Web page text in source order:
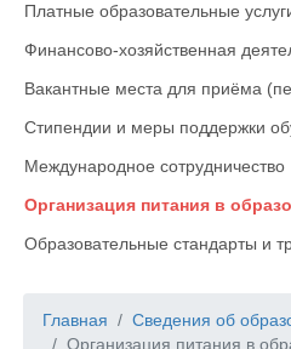
Платные образовательные
Финансово-хозяйственная
Вакантные места для приёма
Стипендии и меры поддержки
Международное сотрудничество
Организация питания в
Образовательные стандарты и
Главная
Сведения об
Организация питания в